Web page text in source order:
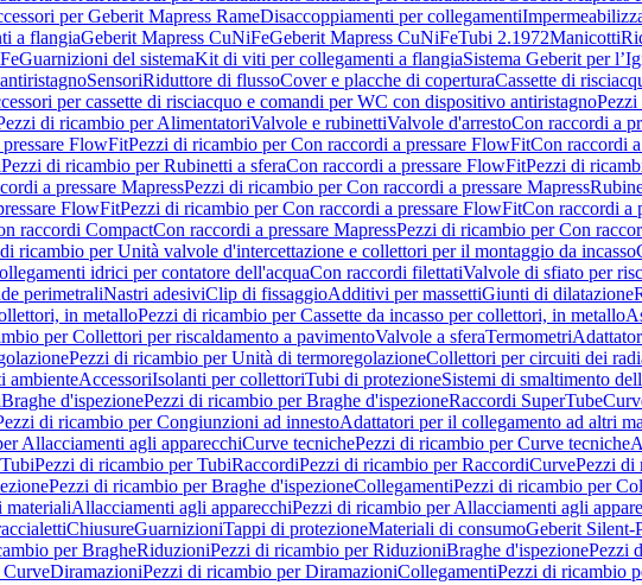
per Geberit Mapress RameDisaccoppiamenti per collegamenti
a flangiaGeberit Mapress CuNiFeGeberit Mapress CuNiFeTubi 2.1972Manicotti
Guarnizioni del sistemaKit di viti per collegamenti a flangiaSistema Geberit per
SensoriRiduttore di flussoCover e placche di coperturaCassette di
per cassette di risciacquo e comandi per WC con dispositivo antiristagnoPezzi
di ricambio per AlimentatoriValvole e rubinettiValvole d'arrestoCon raccordi a
FlowFitPezzi di ricambio per Con raccordi a pressare FlowFitCon raccordi
Pezzi di ricambio per Rubinetti a sferaCon raccordi a pressare FlowFitPezzi di
a pressare MapressPezzi di ricambio per Con raccordi a pressare Mapress
FlowFitPezzi di ricambio per Con raccordi a pressare FlowFitCon raccordi a
raccordi CompactCon raccordi a pressare MapressPezzi di ricambio per Con
ricambio per Unità valvole d'intercettazione e collettori per il montaggio da incasso
idrici per contatore dell'acquaCon raccordi filettatiValvole di sfiato per
perimetraliNastri adesiviClip di fissaggioAdditivi per massettiGiunti di dilatazione
in metalloPezzi di ricambio per Cassette da incasso per collettori, in metallo
per Collettori per riscaldamento a pavimentoValvole a sferaTermometri
Pezzi di ricambio per Unità di termoregolazioneCollettori per circuiti dei
ambienteAccessoriIsolanti per collettoriTubi di protezioneSistemi di smaltimento
Braghe d'ispezionePezzi di ricambio per Braghe d'ispezioneRaccordi SuperTube
di ricambio per Congiunzioni ad innestoAdattatori per il collegamento ad altri
Allacciamenti agli apparecchiCurve tecnichePezzi di ricambio per Curve tecniche
TubiPezzi di ricambio per TubiRaccordiPezzi di ricambio per RaccordiCurvePezzi di
Pezzi di ricambio per Braghe d'ispezioneCollegamentiPezzi di ricambio per
materialiAllacciamenti agli apparecchiPezzi di ricambio per Allacciamenti agli
ChiusureGuarnizioniTappi di protezioneMateriali di consumoGeberit Silent-
per BragheRiduzioniPezzi di ricambio per RiduzioniBraghe d'ispezionePezzi
CurveDiramazioniPezzi di ricambio per DiramazioniCollegamentiPezzi di ricambio